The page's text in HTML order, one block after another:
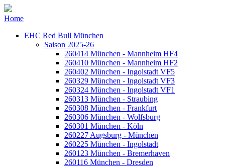
Home
EHC Red Bull München
Saison 2025-26
260414 München - Mannheim HF4
260410 München - Mannheim HF2
260402 München - Ingolstadt VF5
260329 München - Ingolstadt VF3
260324 München - Ingolstadt VF1
260313 München - Straubing
260308 München - Frankfurt
260306 München - Wolfsburg
260301 München - Köln
260227 Augsburg - München
260225 München - Ingolstadt
260123 München - Bremerhaven
260116 München - Dresden